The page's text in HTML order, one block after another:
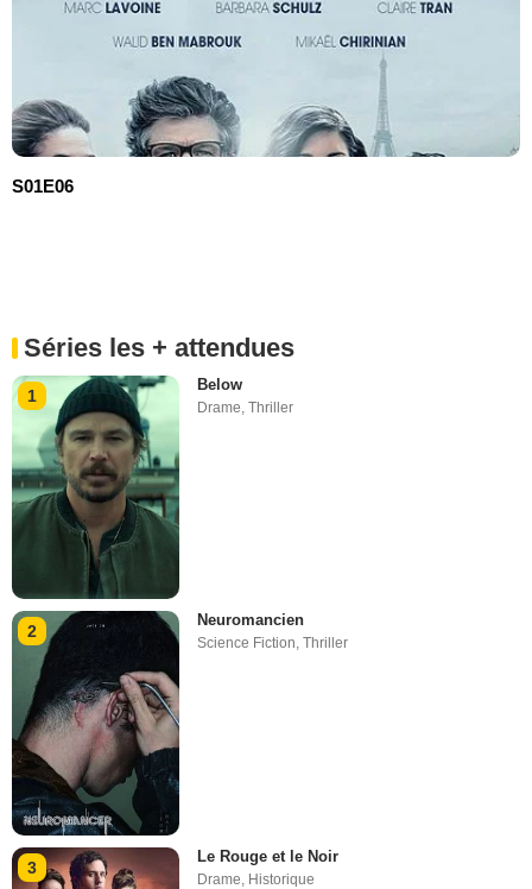
S01E06
Séries les + attendues
1
Below
Drame,Thriller
2
Neuromancien
Science Fiction,Thriller
3
Le Rouge et le Noir
Drame Historique